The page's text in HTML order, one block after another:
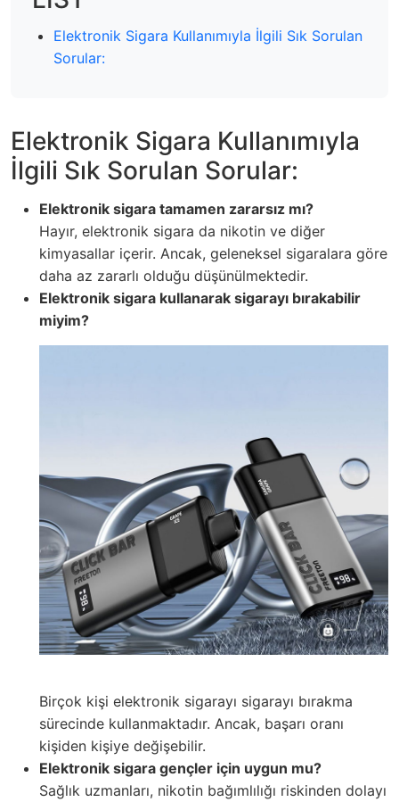
Elektronik Sigara Kullanımıyla İlgili Sık Sorulan
Sorular:
Elektronik Sigara Kullanımıyla
İlgili Sık Sorulan Sorular:
Elektronik sigara tamamen zararsız mı?
Hayır, elektronik sigara da nikotin ve diğer
kimyasallar içerir. Ancak, geleneksel sigaralara göre
daha az zararlı olduğu düşünülmektedir.
Elektronik sigara kullanarak sigarayı bırakabilir
miyim?
Birçok kişi elektronik sigarayı sigarayı bırakma
sürecinde kullanmaktadır. Ancak, başarı oranı
kişiden kişiye değişebilir.
Elektronik sigara gençler için uygun mu?
Sağlık uzmanları, nikotin bağımlılığı riskinden dolayı